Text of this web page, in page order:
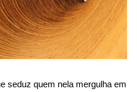
seduz quem nela mergulha em